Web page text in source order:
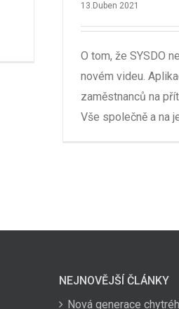
13.Duben 2021
O tom, že SYSDO
novém videu.
zaměstnanců na
Vše společně a na
NEJNOVĚJŠÍ ČLÁNKY
Nová generace